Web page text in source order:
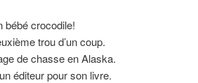
bébé crocodile!
trou d’un coup.
de chasse en Alaska.
éditeur pour son livre.